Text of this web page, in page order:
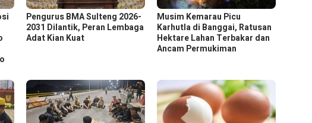
Pengurus BMA Sulteng 2026-
2031 Dilantik, Peran Lembaga
Adat Kian Kuat
Musim Kemarau Picu
Karhutla di Banggai, Ratusan
Hektare Lahan Terbakar dan
Ancam Permukiman